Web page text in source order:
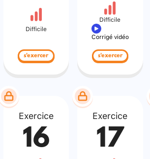
Difficile
s'exercer
Difficile
Corrigé vidéo
s'exercer
Exercice
16
Exercice
17